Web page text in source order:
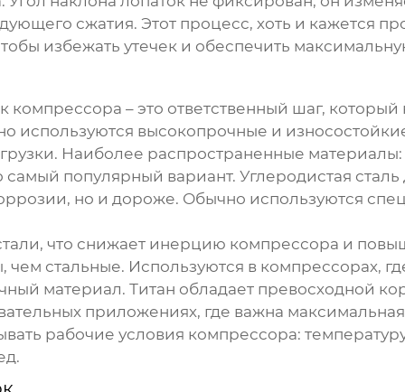
сжатия. Этот процесс, хоть и кажется
избежать утечек и обеспечить
компрессора – это ответственный шаг,
используются высокопрочные и
Наиболее распространенные материалы:
самый популярный вариант. Углеродистая
но и дороже. Обычно используются
что снижает инерцию компрессора и
стальные. Используются в компрессорах,
материал. Титан обладает превосходной
приложениях, где важна
рабочие условия компрессора: